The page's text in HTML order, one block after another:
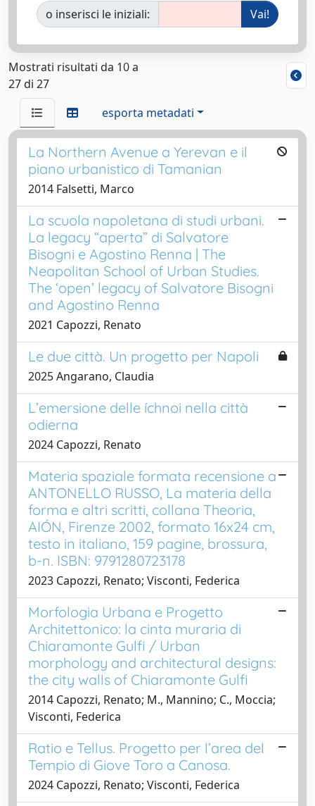
o inserisci le iniziali:
Mostrati risultati da 10 a
27 di 27
esporta metadati
La Northern Avenue a Yerevan e il
piano urbanistico di Tamanian
2014 Falsetti, Marco
La scuola napoletana di studi urbani.
La legacy “aperta” di Salvatore
Bisogni e Agostino Renna | The
Neapolitan School of Urban Studies.
The ‘open’ legacy of Salvatore Bisogni
and Agostino Renna
2021 Capozzi, Renato
Le due città. Un progetto per Napoli
2025 Angarano, Claudia
L’emersione delle íchnoi nella città
odierna
2024 Capozzi, Renato
Materia spaziale formata recensione a
ANTONELLO RUSSO, La materia della
forma e altri scritti, collana Theoria,
AIÓN, Firenze 2002, formato 16x24 cm,
testo in italiano, 159 pagine, brossura,
b-n. ISBN: 9791280723178
2023 Capozzi, Renato; Visconti, Federica
Morfologia Urbana e Progetto
Architettonico: la cinta muraria di
Chiaramonte Gulfi / Urban
morphology and architectural designs:
the city walls of Chiaramonte Gulfi
2014 Capozzi, Renato; M., Mannino; C., Moccia;
Visconti, Federica
Ratio e Tellus. Progetto per l’area del
Tempio di Giove Toro a Canosa.
2024 Capozzi, Renato; Visconti, Federica